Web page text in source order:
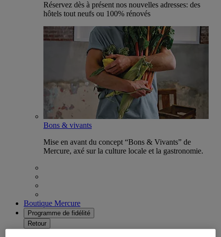
Réservez dès à présent nos nouvelles adresses: des
hôtels tout neufs ou 100% rénovés
Bons & vivants
Mise en avant du concept “Bons & Vivants” de
Mercure, axé sur la culture locale et la gastronomie.
Boutique Mercure
Programme de fidélité
Retour